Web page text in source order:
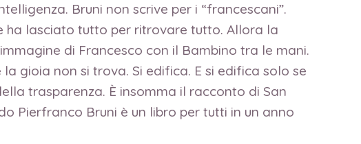
Bruni non scrive per i “francescani”.
ha lasciato tutto per ritrovare tutto. Allora la
di Francesco con il Bambino tra le mani.
gioia non si trova. Si edifica. E si edifica solo se
trasparenza. È insomma il racconto di San
Pierfranco Bruni è un libro per tutti in un anno